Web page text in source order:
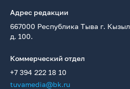
Адрес редакции
667000 Республика Тыва г.
д. 100.
Коммерческий отдел
+7 394 222 18 10
tuvamedia@bk.ru